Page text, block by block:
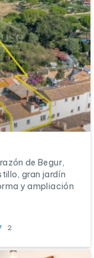
de Begur,
gran jardín
y ampliación
2